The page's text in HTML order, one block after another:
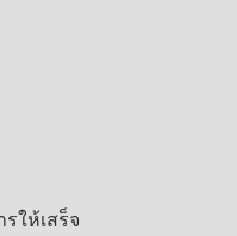
ให้เสร็จ